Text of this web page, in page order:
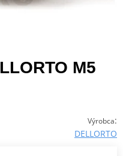
M5
Výrobca:
DELLORTO